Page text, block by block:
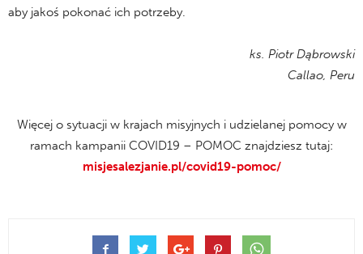
aby jakoś pokonać ich potrzeby.
ks. Piotr Dąbrowski
Callao, Peru
Więcej o sytuacji w krajach misyjnych i udzielanej pomocy w
ramach kampanii COVID19 – POMOC znajdziesz tutaj:
misjesalezjanie.pl/covid19-pomoc/